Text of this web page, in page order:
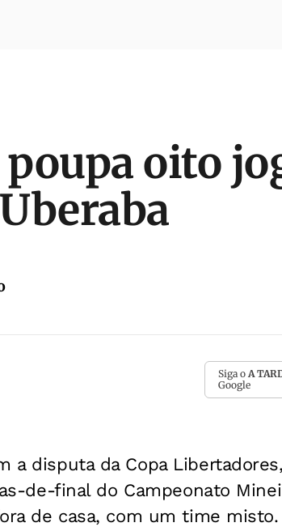
oito
Siga o A
Google
a disputa da Copa
de-final do Campeonato
de casa, com um time